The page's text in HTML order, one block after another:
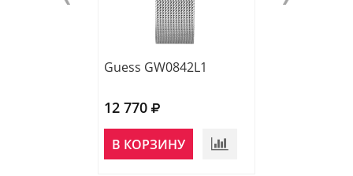
Guess GW0842L1
12 770
В КОРЗИНУ